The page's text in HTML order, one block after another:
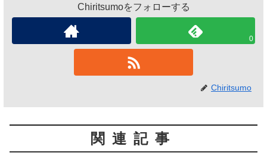
Chiritsumoをフォローする
0
Chiritsumo
関連記事